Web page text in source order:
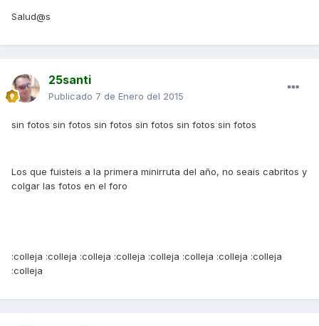
Salud@s
25santi
Publicado 7 de Enero del 2015
sin fotos sin fotos sin fotos sin fotos sin fotos sin fotos
Los que fuisteis a la primera minirruta del año, no seais cabritos y
colgar las fotos en el foro
:colleja :colleja :colleja :colleja :colleja :colleja :colleja :colleja
:colleja